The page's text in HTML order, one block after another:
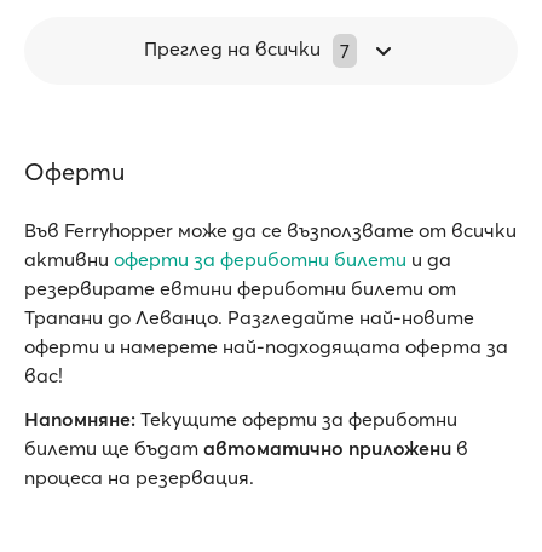
Преглед на всички 7
Оферти
Във Ferryhopper може да се възползвате от всички
активни oферти за фериботни билети и да
резервирате евтини фериботни билети от
Трапани до Леванцо. Разгледайте най-новите
оферти и намерете най-подходящата оферта за
вас!
Напомняне: Текущите оферти за фериботни
билети ще бъдат автоматично приложени в
процеса на резервация.